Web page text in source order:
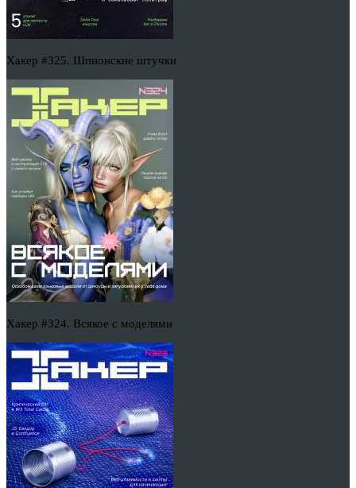
Хакер #325. Шпионские штучки
Хакер #324. Всякое с моделями